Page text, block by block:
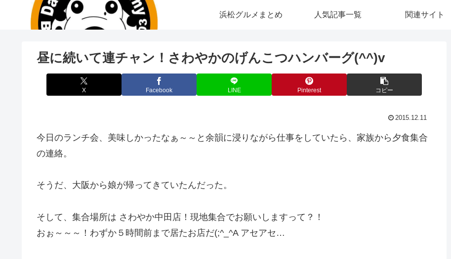
浜松グルメまとめ 人気記事一覧 関連サイト
昼に続いて連チャン！さわやかのげんこつハンバーグ(^^)v
X Facebook LINE Pinterest コピー
2015.12.11
今日のランチ会、美味しかったなぁ～～と余韻に浸りながら仕事をしていたら、家族から夕食集合
の連絡。
そうだ、大阪から娘が帰ってきていたんだった。
そして、集合場所は さわやか中田店！現地集合でお願いしますって？！
おぉ～～～！わずか５時間前まで居たお店だ(;^_^A アセアセ…